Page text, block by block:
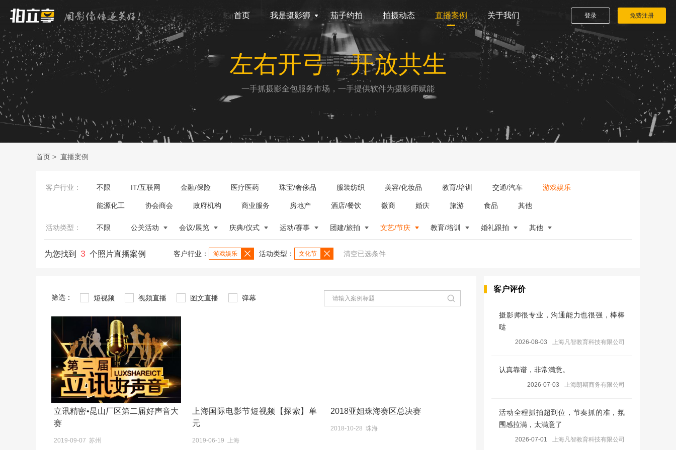
首页 我是摄影狮 茄子约拍 拍摄动态 直播案例 关于我们 登录 免费注册
左右开弓，开放共生
一手抓摄影全包服务市场，一手提供软件为摄影师赋能
首页 > 直播案例
客户行业： 不限 IT/互联网 金融/保险 医疗医药 珠宝/奢侈品 服装纺织 美容/化妆品 教育/培训 交通/汽车 游戏娱乐
能源化工 协会商会 政府机构 商业服务 房地产 酒店/餐饮 微商 婚庆 旅游 食品 其他
活动类型： 不限 公关活动 会议/展览 庆典/仪式 运动/赛事 团建/旅拍 文艺/节庆 教育/培训 婚礼跟拍 其他
为您找到 3 个照片直播案例 客户行业： 游戏娱乐 活动类型： 文化节 清空已选条件
筛选： 短视频 视频直播 图文直播 弹幕
立讯精密•昆山厂区第二届好声音大
赛
2019-09-07 苏州
上海国际电影节短视频【探索】单
元
2019-06-19 上海
2018亚姐珠海赛区总决赛
2018-10-28 珠海
客户评价
摄影师很专业，沟通能力也很强，棒棒
哒
2026-08-03 上海凡智教育科技有限公司
认真靠谱，非常满意。
2026-07-03 上海朗期商务有限公司
活动全程抓拍超到位，节奏抓的准，氛
围感拉满，太满意了
2026-07-01 上海凡智教育科技有限公司